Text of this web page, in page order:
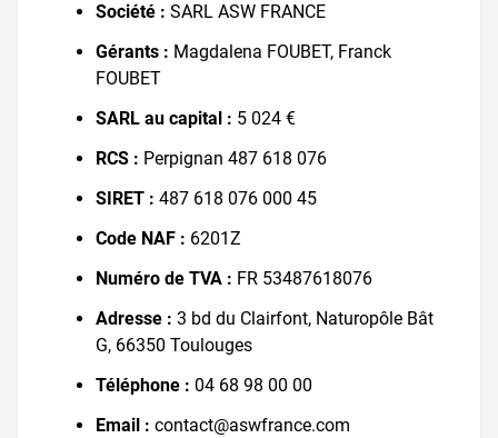
Société : SARL ASW FRANCE
Gérants : Magdalena FOUBET, Franck
FOUBET
SARL au capital : 5 024 €
RCS : Perpignan 487 618 076
SIRET : 487 618 076 000 45
Code NAF : 6201Z
Numéro de TVA : FR 53487618076
Adresse : 3 bd du Clairfont, Naturopôle Bât
G, 66350 Toulouges
Téléphone : 04 68 98 00 00
Email : contact@aswfrance.com